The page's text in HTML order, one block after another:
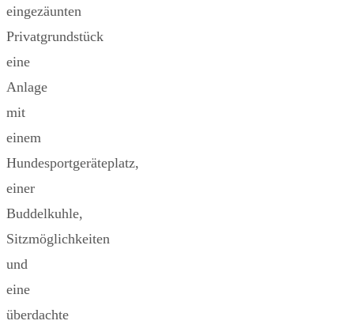
eingezäunten
Privatgrundstück
eine
Anlage
mit
einem
Hundesportgeräteplatz,
einer
Buddelkuhle,
Sitzmöglichkeiten
und
eine
überdachte